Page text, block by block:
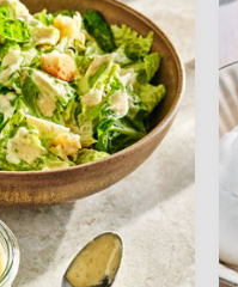
RECETTE